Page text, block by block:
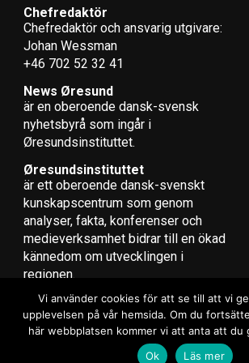
Safari Lodge Knuthenborg
Lollands kommun
Investering:Ej angivet
Attraktion:Upp till 200 tematiserade
övernattningsenheter med tillhörande
konferensanläggning i anknytning till
Safaripark.
Målsättning:40.000 – 50.000 årliga
Blåvand Strandpark
Varde kommun
Investering:En angivet.
Attraktion:50 lyxiga ferielägenheter,
butiker, klubbhus och naturpromenader
Strandpark och Hvidbjerg Strand.
Målsättning:Förväntas skapa en årlig
cirka 25 miljoner danska kronor.
Chefredaktör
Chefredaktör och ansvarig utgivare:
Johan Wessman
+46 702 52 32 41
News Øresund
är en oberoende dansk-svensk
nyhets­byrå som ingår i
Øresundsinstituttet.
Øresundsinstituttet
är ett oberoende dansk-svenskt
kunskapscentrum som genom
analyser, fakta, konferenser och
medieverksamhet bidrar till en ökad
kännedom om utvecklingen i
regionen.
Copyright © 2017 Zox News Theme. Theme by
by WordPress.
Vi använder cookies för att se till att vi
upplevelsen på vår hemsida. Om du
här webbplatsen kommer vi att anta att du
Ok
Läs mer